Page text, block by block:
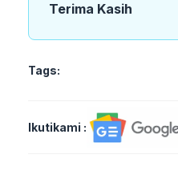
Terima Kasih
Tags:
Ikutikami :